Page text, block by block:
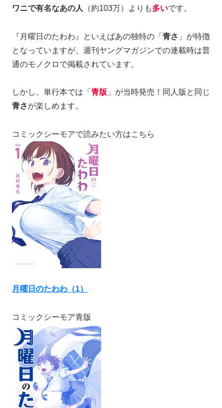
ワニで有名なあの人 （約103万）よりも多いです。
『月曜日のたわわ』といえばあの独特の「 青さ 」が特徴
となっていますが、週刊ヤングマガジンでの連載時は普
通のモノクロで掲載されています。
しかし、単行本では「 青版 」が当時発売！同人版と同じ
青さが楽しめます。
コミックシーモアで読みたい方はこちら
月曜日のたわわ（1）
コミックシーモア青版